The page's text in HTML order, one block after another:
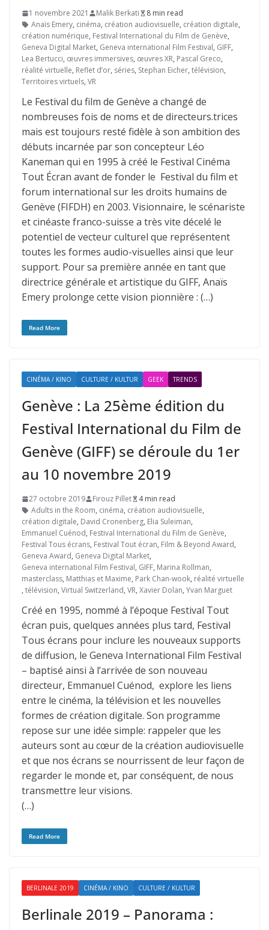
1 novembre 2021 Malik Berkati
8 min read
Anaïs Emery, cinéma, création audiovisuelle, création digitale,
création numérique, Festival International du Film de Genève,
Geneva Digital Market, Geneva international Film Festival, GIFF,
Lea Bertucci, œuvres immersives, œuvres XR, Pascal Greco,
réalité virtuelle, Reflet d’or, séries, Stephan Eicher, télévision,
Territoires virtuels, VR
Le Festival du film de Genève a changé de
nombreuses fois de noms et de directeurs.trices
mais est toujours resté fidèle à son ambition des
débuts incarnée par son concepteur Léo
Kaneman qui en 1995 à créé le Festival Cinéma
Tout Écran avant de fonder le Festival du film et
forum international sur les droits humains de
Genève (FIFDH) en 2003. Visionnaire, le scénariste
et cinéaste franco-suisse a très vite décelé le
potentiel de vecteur culturel que représentent
toutes les formes audio-visuelles ainsi que leur
support. Pour sa première année en tant que
directrice générale et artistique du GIFF, Anaïs
Emery prolonge cette vision pionnière : (…)
Read More
CINÉMA / KINO CULTURE / KULTUR GEEK TRENDS
Genève : La 25ème édition du
Festival International du Film de
Genève (GIFF) se déroule du 1er
au 10 novembre 2019
27 octobre 2019 Firouz Pillet
4 min read
Adults in the Room, cinéma, création audiovisuelle,
création digitale, David Cronenberg, Elia Suleiman,
Emmanuel Cuénod, Festival International du Film de Genève,
Festival Tous écrans, Festival Tout écran, Film & Beyond Award,
Geneva Award, Geneva Digital Market,
Geneva international Film Festival, GIFF, Marina Rollman,
masterclass, Matthias et Maxime, Park Chan-wook, réalité virtuelle
, télévision, Virtual Switzerland, VR, Xavier Dolan, Yvan Marguet
Créé en 1995, nommé à l’époque Festival Tout
écran puis, quelques années plus tard, Festival
Tous écrans pour inclure les nouveaux supports
de diffusion, le Geneva International Film Festival
– baptisé ainsi à l’arrivée de son nouveau
directeur, Emmanuel Cuénod, explore les liens
entre le cinéma, la télévision et les nouvelles
formes de création digitale. Son programme
repose sur une idée simple: rappeler que les
auteurs sont au cœur de la création audiovisuelle
et que nos écrans se nourrissent de leur façon de
regarder le monde et, par conséquent, de nous
transmettre leur visions.
(…)
Read More
BERLINALE 2019 CINÉMA / KINO CULTURE / KULTUR
Berlinale 2019 – Panorama :